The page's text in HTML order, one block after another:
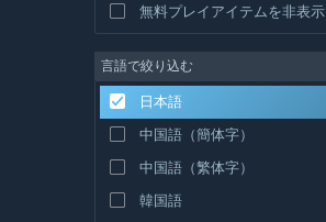
無料プレイアイテムを非表示
言語で絞り込む
日本語
中国語（簡体字）
中国語（繁体字）
韓国語